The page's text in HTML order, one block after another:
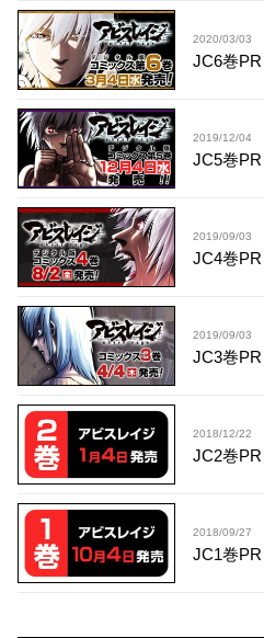
2020/03/03
JC6巻PR
2019/12/04
JC5巻PR
2019/09/03
JC4巻PR
2019/09/03
JC3巻PR
2018/12/22
JC2巻PR
2018/09/27
JC1巻PR